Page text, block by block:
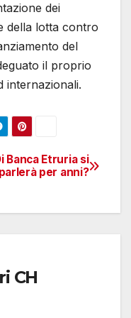
dei
della lotta contro
del
il proprio
internazionali.
Banca Etruria si
parlerà per anni?
CH